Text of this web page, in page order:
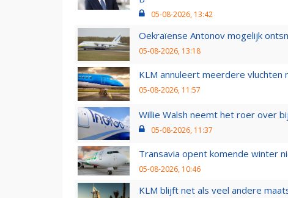
05-08-2026, 13:42
Oekraïense Antonov mogelijk
05-08-2026, 13:18
KLM annuleert meerdere vluchten
05-08-2026, 11:57
Willie Walsh neemt het roer over
05-08-2026, 11:37
Transavia opent komende winter
05-08-2026, 10:46
KLM blijft net als veel andere